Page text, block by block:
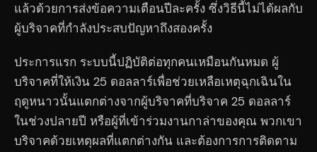
แล้วด้วยการส่งข้อความเตือนปีละครั้ง ซึ่งวิธีนี้ไม่ได้ผลกับ
ผู้บริจาคที่กำลังประสบปัญหาถึงสองครั้ง
ประการแรก ระบบนี้ปฏิบัติต่อทุกคนเหมือนกันหมด ผู้
บริจาคที่ให้เงิน 25 ดอลลาร์เพื่อช่วยเหลือเหตุฉุกเฉินใน
ฤดูหนาวนั้นแตกต่างจากผู้บริจาคที่บริจาค 25 ดอลลาร์
ในช่วงปลายปี หรือผู้ที่เข้าร่วมงานกาล่าของคุณ พวกเขา
บริจาคด้วยเหตุผลที่แตกต่างกัน และต้องการการติดตาม